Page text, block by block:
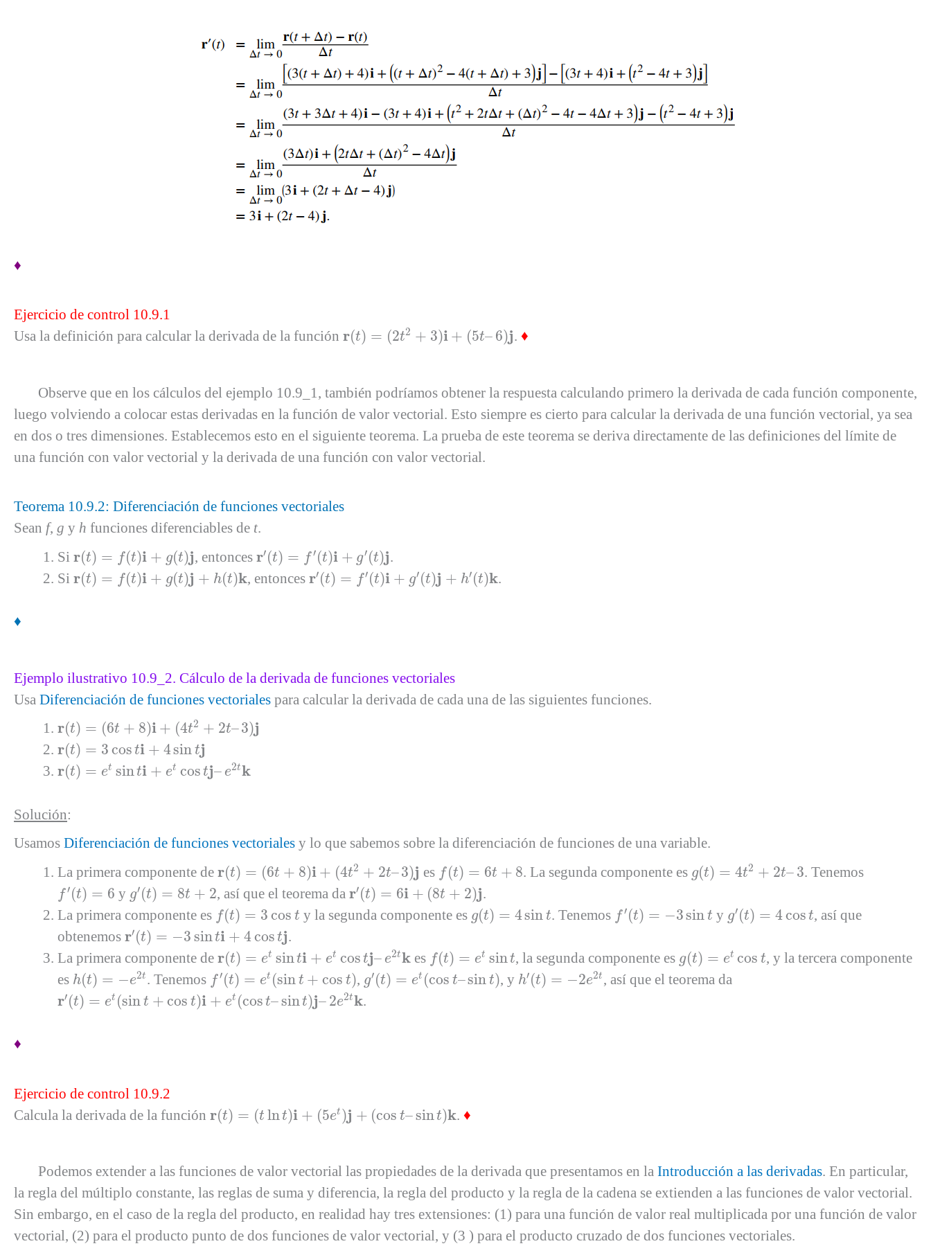
♦
Ejercicio de control 10.9.1
Usa la definición para calcular la derivada de la función r(t) = (2t2 + 3)i + (5t– 6)j
(t)= 2+3 + (5t– 6 . ♦
Observe que en los cálculos del ejemplo 10.9_1, también podríamos obtener la respuesta calculando primero la derivada de cada función componente,
luego volviendo a colocar estas derivadas en la función de valor vectorial. Esto siempre es cierto para calcular la derivada de una función vectorial, ya sea
en dos o tres dimensiones. Establecemos esto en el siguiente teorema. La prueba de este teorema se deriva directamente de las definiciones del límite de
una función con valor vectorial y la derivada de una función con valor vectorial.
Teorema 10.9.2: Diferenciación de funciones vectoriales
Sean f, g y h funciones diferenciables de t.
Si r(t) = f(t)i + g(t)j
(t)= i+g(t j , entonces r′(t) = f′(t)i + g′(t)j
′(t)= )i+g′( j
.
Si r(t) = f(t)i + g(t)j + h(t)k
(t)= i+g(t j (t)k , entonces r′(t) = f′(t)i + g′(t)j + h′(t)k
′(t)= )i+g′( j h′(t)k .
♦
Ejemplo ilustrativo 10.9_2. Cálculo de la derivada de funciones vectoriales
Usa Diferenciación de funciones vectoriales para calcular la derivada de cada una de las siguientes funciones.
r(t) = (6t + 8)i + (4t2 + 2t–3)j
(t)= +8) + 4t2 + t– 3)
r(t) = 3 cos ti + 4sintj
r(t)= cos t i+4sin
r(t) = et sinti + et costj– e2tk
(t)= sin + tcos – k
Solución:
Usamos Diferenciación de funciones vectoriales y lo que sabemos sobre la diferenciación de funciones de una variable.
La primera componente de r(t) = (6t + 8)i + (4t2 + 2t–3)j
(t)= +8) + 4t2 + t– 3) es f(t) = 6t + 8
f(t)= +8 . La segunda componente es g(t) = 4t2 + 2t– 3
(t) 2 +2 – 3 . Tenemos
f′(t) = 6
′(t)= y g′(t) = 8t + 2
′(t)= +2 , así que el teorema da r′(t) = 6i + (8t + 2)j
′(t)= +(8 + 2)j
.
La primera componente es f(t) = 3 cos t
f(t)= cos y la segunda componente es g(t) = 4sint
(t)= sin . Tenemos f′(t) = −3sint
′(t)= sint y g′(t) = 4 cos t
′(t)= cos
, así que
obtenemos r′(t) = −3 sinti + 4 costj
′(t)= sint + cos t
.
La primera componente de r(t) = et sinti + et costj– e2tk
(t)= sin i+ tcos – es f(t) = et sint
(t)= sin , la segunda componente es g(t) = et cos t
(t)= cos
, y la tercera componente
es h(t) = −e2t
h (t)= . Tenemos f′(t) = et (sint + cos t)
f′(t)= sint + cos ) , g′(t) = et (cos t–sint)
g′(t)= cost – sin , y h′(t) = −2e2t
h ′(t)=− 2t , así que el teorema da
r′(t) = et (sint + cos t)i + et (cos t–sint)j– 2e2tk
′(t)= e sin + cos t cost sin 2 e t .
♦
Ejercicio de control 10.9.2
Calcula la derivada de la función r(t) = (t lnt)i + (5et )j + (cos t–sint)k
(t)= lnt) i 5e ) +(cos t– sin .♦
Podemos extender a las funciones de valor vectorial las propiedades de la derivada que presentamos en la Introducción a las derivadas. En particular,
la regla del múltiplo constante, las reglas de suma y diferencia, la regla del producto y la regla de la cadena se extienden a las funciones de valor vectorial.
Sin embargo, en el caso de la regla del producto, en realidad hay tres extensiones: (1) para una función de valor real multiplicada por una función de valor
vectorial, (2) para el producto punto de dos funciones de valor vectorial, y (3 ) para el producto cruzado de dos funciones vectoriales.